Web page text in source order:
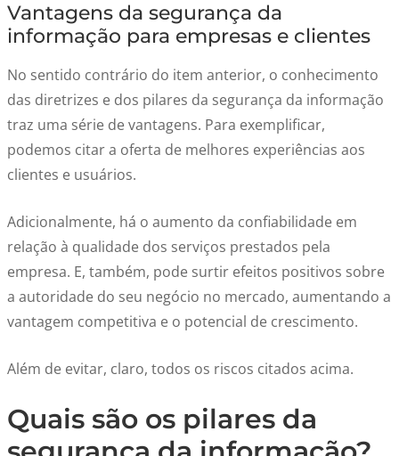
Vantagens da segurança da
informação para empresas e clientes
No sentido contrário do item anterior, o conhecimento
das diretrizes e dos pilares da segurança da informação
traz uma série de vantagens. Para exemplificar,
podemos citar a oferta de melhores experiências aos
clientes e usuários.
Adicionalmente, há o aumento da confiabilidade em
relação à qualidade dos serviços prestados pela
empresa. E, também, pode surtir efeitos positivos sobre
a autoridade do seu negócio no mercado, aumentando a
vantagem competitiva e o potencial de crescimento.
Além de evitar, claro, todos os riscos citados acima.
Quais são os pilares da